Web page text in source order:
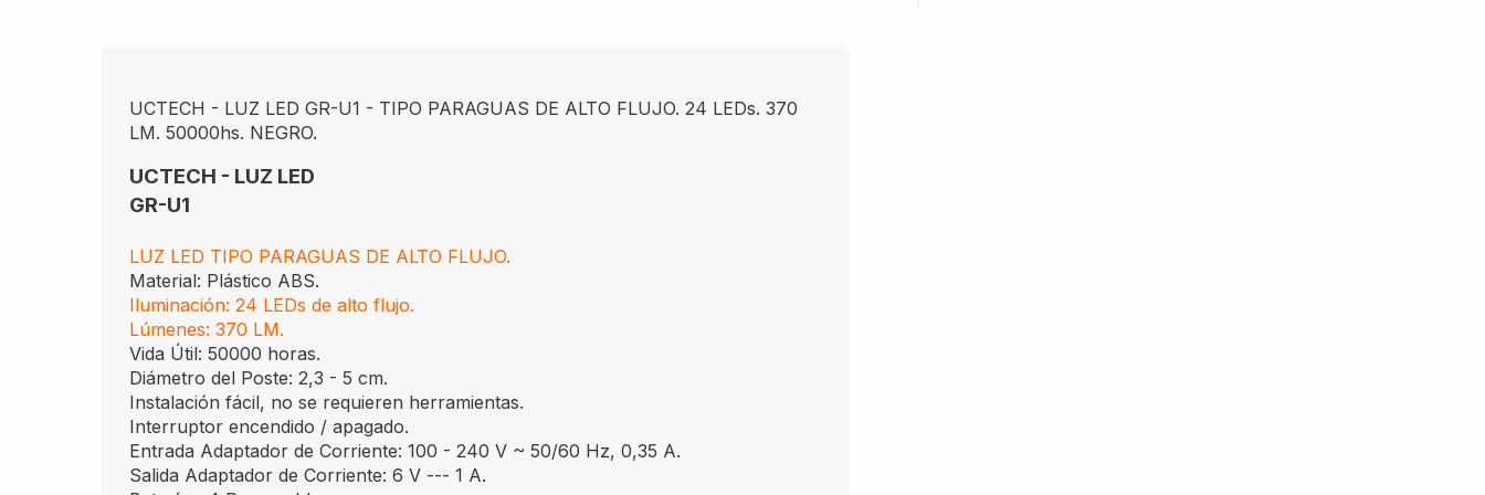
UCTECH - LUZ LED GR-U1 - TIPO PARAGUAS DE ALTO FLUJO. 24 LEDs. 370
LM. 50000hs. NEGRO.
UCTECH - LUZ LED
GR-U1
LUZ LED TIPO PARAGUAS DE ALTO FLUJO.
Material: Plástico ABS.
Iluminación: 24 LEDs de alto flujo.
Lúmenes: 370 LM.
Vida Útil: 50000 horas.
Diámetro del Poste: 2,3 - 5 cm.
Instalación fácil, no se requieren herramientas.
Interruptor encendido / apagado.
Entrada Adaptador de Corriente: 100 - 240 V ~ 50/60 Hz, 0,35 A.
Salida Adaptador de Corriente: 6 V --- 1 A.